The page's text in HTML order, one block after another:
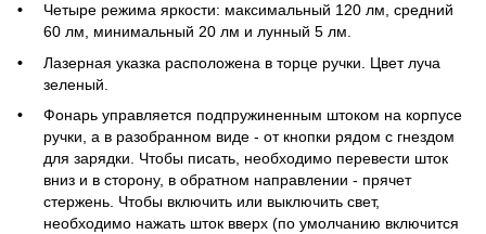
Четыре режима яркости: максимальный 120 лм, средний
60 лм, минимальный 20 лм и лунный 5 лм.
Лазерная указка расположена в торце ручки. Цвет луча
зеленый.
Фонарь управляется подпружиненным штоком на корпусе
ручки, а в разобранном виде - от кнопки рядом с гнездом
для зарядки. Чтобы писать, необходимо перевести шток
вниз и в сторону, в обратном направлении - прячет
стержень. Чтобы включить или выключить свет,
необходимо нажать шток вверх (по умолчанию включится